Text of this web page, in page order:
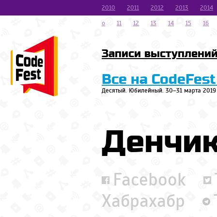
2010 2011 2012 2013
2014
o
11 12 13 14 15 16
Записи
Все на
Десятый. Юбилейный. 30–31 марта 2019
Facebook
Хабрахабр